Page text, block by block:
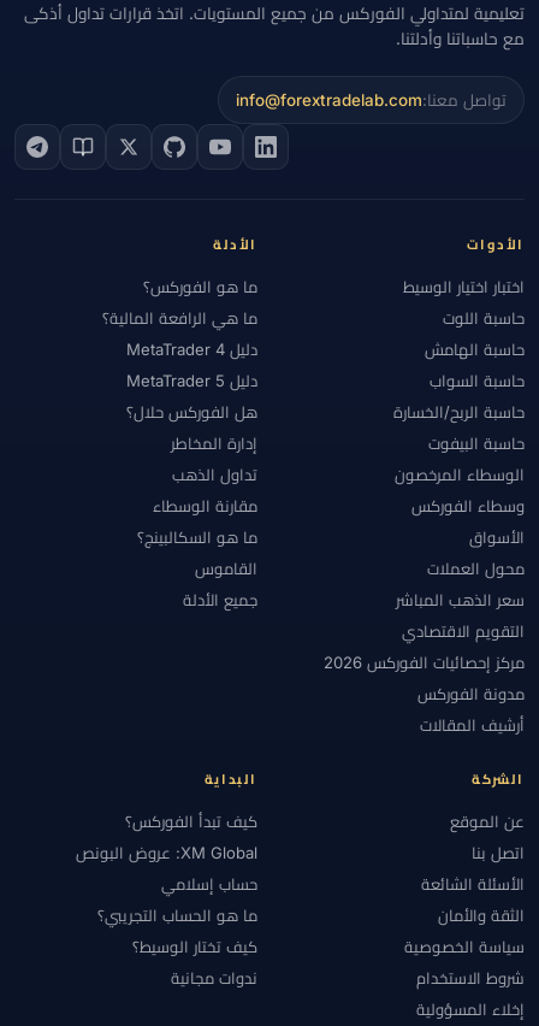
تعليمية لمتداولي الفوركس من جميع المستويات. اتخذ قرارات تداول أذكى
مع حاسباتنا وأدلتنا.
تواصل معنا:info@forextradelab.com
الأدوات
اختبار اختيار الوسيط
حاسبة اللوت
حاسبة الهامش
حاسبة السواب
حاسبة الربح/الخسارة
حاسبة البيفوت
الوسطاء المرخصون
وسطاء الفوركس
الأسواق
محول العملات
سعر الذهب المباشر
التقويم الاقتصادي
مركز إحصائيات الفوركس 2026
مدونة الفوركس
أرشيف المقالات
الأدلة
ما هو الفوركس؟
ما هي الرافعة المالية؟
دليل MetaTrader 4
دليل MetaTrader 5
هل الفوركس حلال؟
إدارة المخاطر
تداول الذهب
مقارنة الوسطاء
ما هو السكالبينج؟
القاموس
جميع الأدلة
الشركة
عن الموقع
اتصل بنا
الأسئلة الشائعة
الثقة والأمان
سياسة الخصوصية
شروط الاستخدام
إخلاء المسؤولية
البداية
كيف تبدأ الفوركس؟
XM Global: عروض البونص
حساب إسلامي
ما هو الحساب التجريبي؟
كيف تختار الوسيط؟
ندوات مجانية